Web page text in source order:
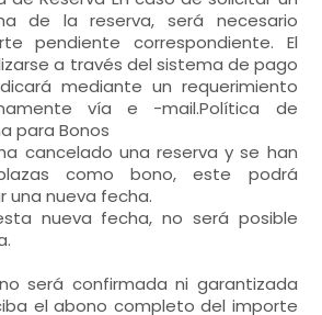
de la reserva, será necesario
pendiente correspondiente. El
a través del sistema de pago
mediante un requerimiento
vía e -mail.Política de
para Bonos
cancelado una reserva y se han
como bono, este podrá
una nueva fecha.
nueva fecha, no será posible
será confirmada ni garantizada
el abono completo del importe